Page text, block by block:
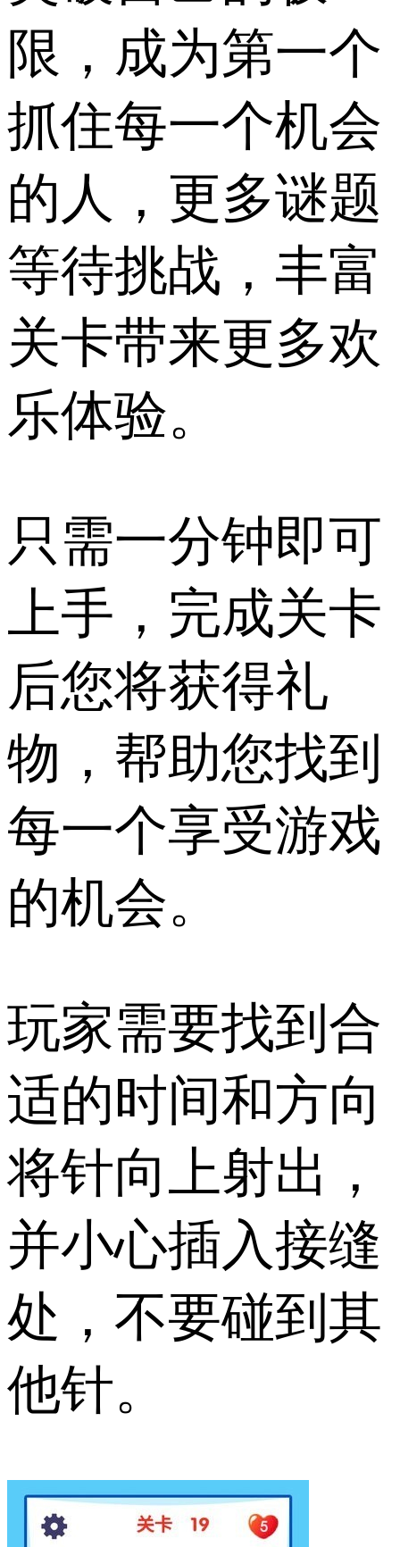
限，成为第一个
抓住每一个机会
的人，更多谜题
等待挑战，丰富
关卡带来更多欢
乐体验。
只需一分钟即可
上手，完成关卡
后您将获得礼
物，帮助您找到
每一个享受游戏
的机会。
玩家需要找到合
适的时间和方向
将针向上射出，
并小心插入接缝
处，不要碰到其
他针。